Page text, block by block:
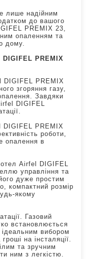
лише надійним
до вашого
PREMIX 23,
опаленням та
дому.
PREMIX
DIGIFEL PREMIX
згоряння газу,
Завдяки
DIGIFEL
DIGIFEL PREMIX
роботи,
опалення в
Airfel DIGIFEL
управління та
дуже простим
компактний розмір
якому
Газовий
встановлюється
вибором
на інсталяції.
та зручним
ним з легкістю.